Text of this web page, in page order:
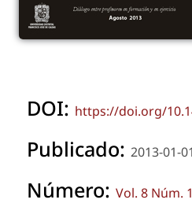
DOI: https://doi.org/
Publicado: 2013-01-01
Número: Vol. 8 Núm.